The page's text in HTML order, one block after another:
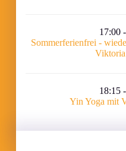
17:00
Sommerferienfrei -
18:15
Yin Yoga mit